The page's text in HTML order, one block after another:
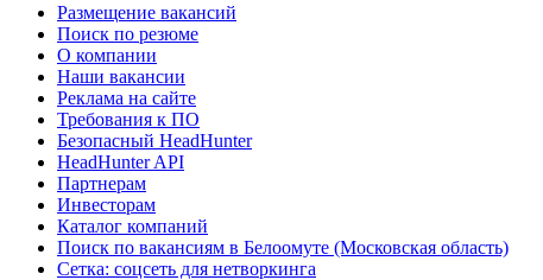
Размещение вакансий
Поиск по резюме
О компании
Наши вакансии
Реклама на сайте
Требования к ПО
Безопасный HeadHunter
HeadHunter API
Партнерам
Инвесторам
Каталог компаний
Поиск по вакансиям в Белоомуте (Московская область)
Сетка: соцсеть для нетворкинга